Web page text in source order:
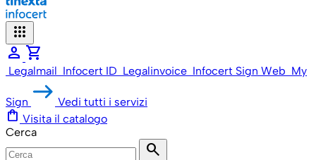
apps
person shopping_cart
Legalmail Infocert ID Legalinvoice Infocert Sign Web My
Sign Vedi tutti i servizi
shopping_bag Visita il catalogo
Cerca
search